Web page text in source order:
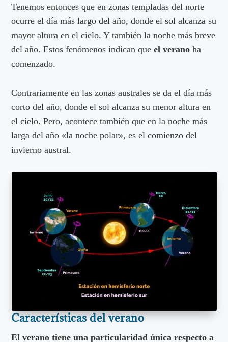
Tenemos entonces que en zonas templadas del norte
ocurre el día más largo del año, donde el sol alcanza su
mayor altura en el cielo. Y también la noche más breve
del año. Estos fenómenos indican queel verano ha
comenzado.
Contrariamente en las zonas australes se da el día más
corto del año, donde el sol alcanza su menor altura en
el cielo. Pero, acontece también que en la noche más
larga del año «la noche polar», es el comienzo del
invierno austral.
Características del verano
El verano tiene una particularidad única respecto a